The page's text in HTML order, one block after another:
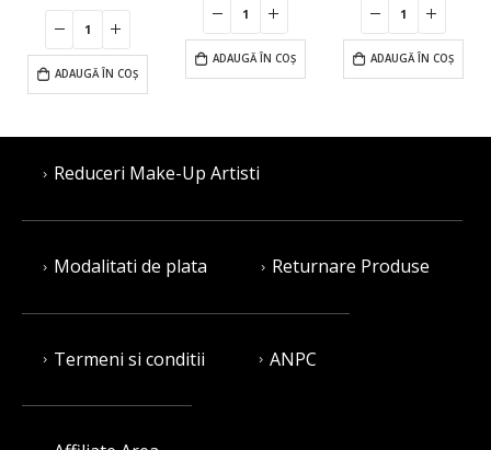
ADAUGĂ ÎN COȘ
ADAUGĂ ÎN COȘ ADAUGĂ ÎN COȘ
Reduceri Make-Up Artisti
Modalitati de plata Returnare Produse
Termeni si conditii ANPC